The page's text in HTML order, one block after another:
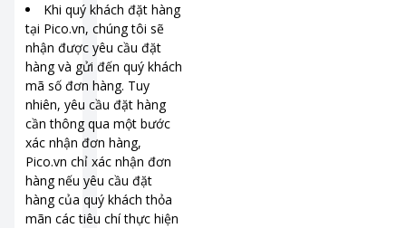
Khi quý khách đặt hàng
tại Pico.vn, chúng tôi sẽ
nhận được yêu cầu đặt
hàng và gửi đến quý khách
mã số đơn hàng. Tuy
nhiên, yêu cầu đặt hàng
cần thông qua một bước
xác nhận đơn hàng,
Pico.vn chỉ xác nhận đơn
hàng nếu yêu cầu đặt
hàng của quý khách thỏa
mãn các tiêu chí thực hiện